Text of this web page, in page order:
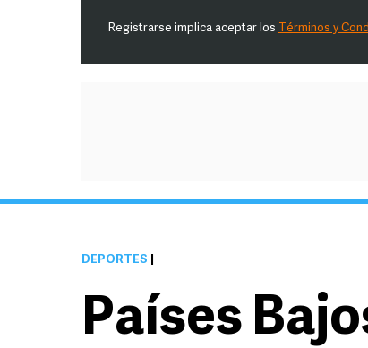
Registrarse implica aceptar los Términos y
DEPORTES
Países